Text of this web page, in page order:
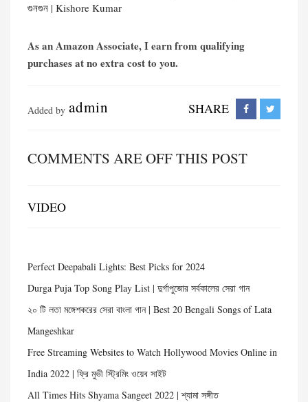
গুনগুন | Kishore Kumar
As an Amazon Associate, I earn from qualifying
purchases at no extra cost to you.
Added by admin SHARE
COMMENTS ARE OFF THIS POST
VIDEO
Perfect Deepabali Lights: Best Picks for 2024
Durga Puja Top Song Play List | দুর্গাপুজোর সর্বকালের সেরা গান
২০ টি লতা মঙ্গেশকরের সেরা বাংলা গান | Best 20 Bengali Songs of Lata
Mangeshkar
Free Streaming Websites to Watch Hollywood Movies Online in
India 2022 | ফ্রি মুভী স্ট্রিমিং ওয়েব সাইট
All Times Hits Shyama Sangeet 2022 | শ্যামা সঙ্গীত